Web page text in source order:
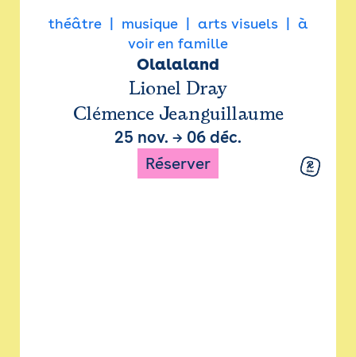
théâtre musique arts visuels
à
voir en famille
Olalaland
Lionel Dray
Clémence Jeanguillaume
25 nov. → 06 déc.
Réserver